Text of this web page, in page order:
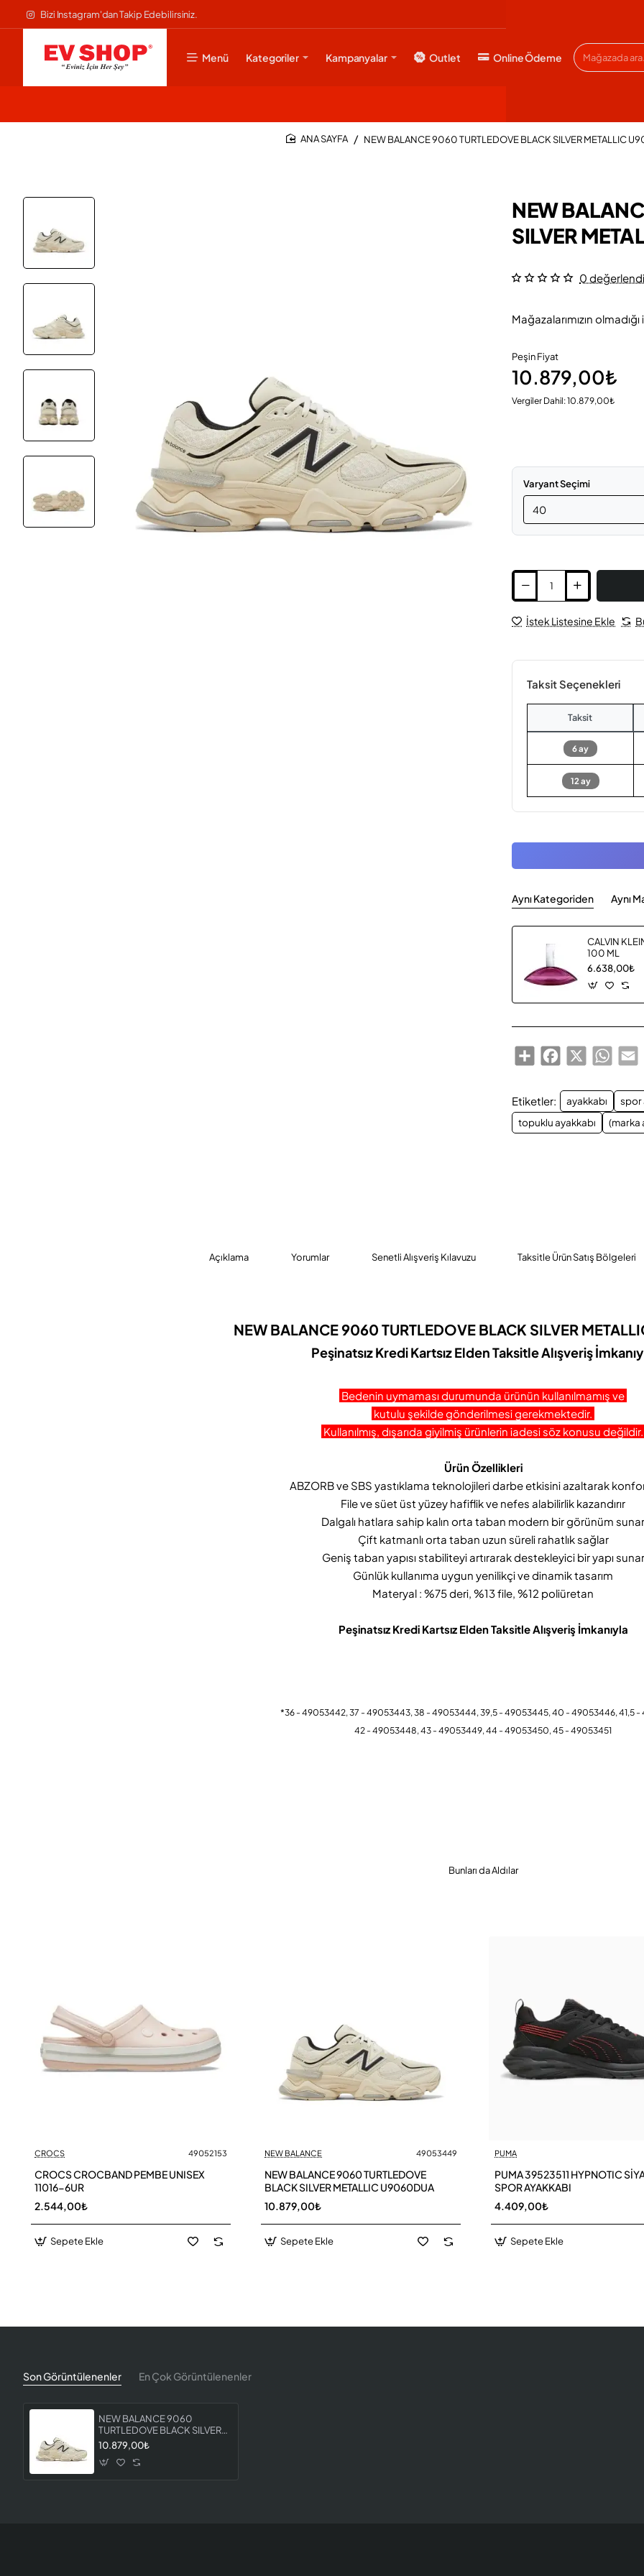
Bizi Instagram'dan Takip Edebilirsiniz.
Menü Kategoriler Kampanyalar Outlet Online Ödeme
Mağazada
ara...
NEW BALANCE 9060 TURTLEDOVE BLACK SILVER METALLIC
NEW
SILVER
Mağazalarımızın
0
Peşin Fiyat
10.879,00₺
Vergiler Dahil: 10.879,00₺
Varyant Seçimi
İstek Listesine Ekle
Taksit Seçenekleri
Taksit
6 ay
12 ay
Aynı Kategoriden Aynı
CALVIN
100 ML
6.638,00₺
ShareFacebook
X
Etiketler: ayakkabı spor
topuklu ayakkabı
(marka
Açıklama Yorumlar Senetli Alışveriş Kılavuzu Taksitle Ürün Satış Bölgeleri
NEW BALANCE 9060 TURTLEDOVE BLACK SILVER
Peşinatsız Kredi Kartsız Elden Taksitle Alışveriş
Bedenin uymaması durumunda ürünün kullanılmamış ve
kutulu şekilde gönderilmesi gerekmektedir.
Kullanılmış, dışarıda giyilmiş ürünlerin iadesi söz konusu değildir.
Ürün Özellikleri
ABZORB ve SBS yastıklama teknolojileri darbe etkisini azaltarak
File ve süet üst yüzey hafiflik ve nefes alabilirlik kazandırır
Dalgalı hatlara sahip kalın orta taban modern bir görünüm sunar
Çift katmanlı orta taban uzun süreli rahatlık sağlar
Geniş taban yapısı stabiliteyi artırarak destekleyici bir yapı sunar
Günlük kullanıma uygun yenilikçi ve dinamik tasarım
Materyal : %75 deri, %13 file, %12 poliüretan
Peşinatsız Kredi Kartsız Elden Taksitle Alışveriş İmkanıyla
*36 - 49053442, 37 - 49053443, 38 - 49053444, 39,5 - 49053445, 40 - 49053446, 41,5 -
42 - 49053448, 43 - 49053449, 44 - 49053450, 45 - 49053451
Bunları da Aldılar
CROCS 49052153
CROCS CROCBAND PEMBE UNISEX
11016-6UR
2.544,00₺
Sepete Ekle
NEW BALANCE 49053449
NEW BALANCE 9060 TURTLEDOVE
BLACK SILVER METALLIC U9060DUA
10.879,00₺
Sepete Ekle
PUMA
PUMA 39523511 HYPNOTIC
SPOR AYAKKABI
4.409,00₺
Sepete Ekle
Son Görüntülenenler En Çok Görüntülenenler
NEW BALANCE 9060
TURTLEDOVE BLACK SILVER
METALLIC U9060DUA
10.879,00₺